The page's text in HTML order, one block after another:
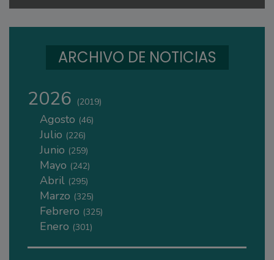
ARCHIVO DE NOTICIAS
2026 (2019)
Agosto (46)
Julio (226)
Junio (259)
Mayo (242)
Abril (295)
Marzo (325)
Febrero (325)
Enero (301)